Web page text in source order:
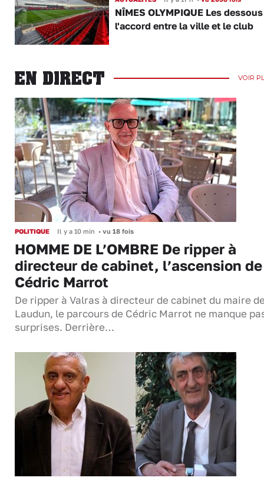
NÎMES OLYMPIQUE Les
l'accord entre la ville et le club
EN DIRECT VOIR
POLITIQUE Il y a 10 min • vu 18 fois
HOMME DE L’OMBRE De ripper à
directeur de cabinet, l’ascension de
Cédric Marrot
De ripper à Valras à directeur de cabinet du maire
Laudun, le parcours de Cédric Marrot ne manque
surprises. Derrière…